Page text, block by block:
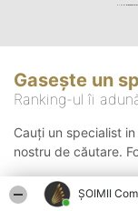
ȘOIMII
Gasește un
Ranking-ul îi
Cauți un specialist
nostru de căutare.